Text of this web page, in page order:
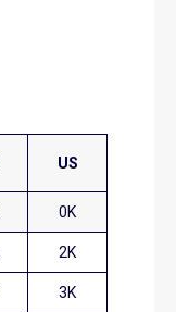
US
0K
2K
3K